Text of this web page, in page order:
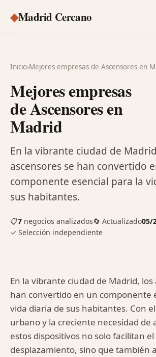
◆Madrid Cercano
Inicio›Mejores empresas de Ascensores en
Mejores empresas
de Ascensores en
Madrid
En la vibrante ciudad de
ascensores se han convertido
componente esencial para la
sus habitantes.
📋7 negocios analizados🔄 Actualizado05/
✓ Selección independiente
En la vibrante ciudad de Madrid, los
han convertido en un componente
vida diaria de sus habitantes. Con
urbano y la creciente necesidad de
estos dispositivos no solo facilitan el
desplazamiento, sino que también